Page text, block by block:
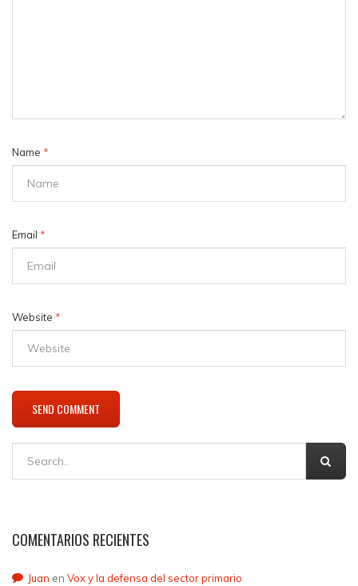
Name *
Email *
Website *
COMENTARIOS RECIENTES
Juan en Vox y la defensa del sector primario